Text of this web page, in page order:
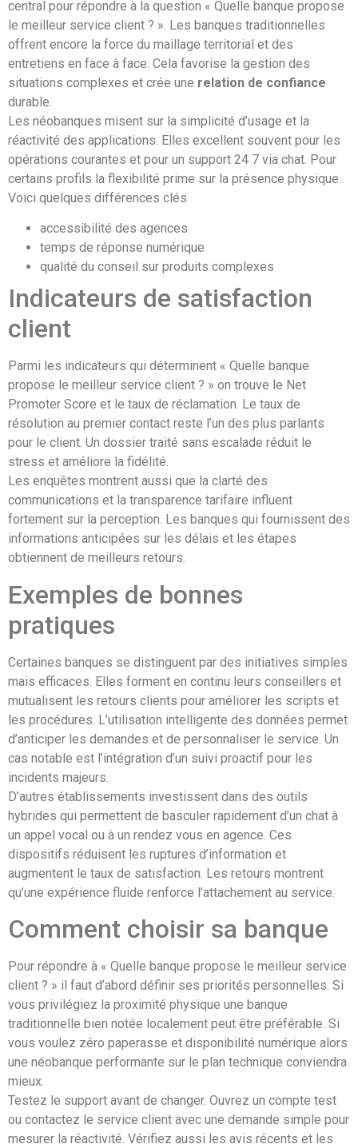
central pour répondre à la question « Quelle banque propose
le meilleur service client ? ». Les banques traditionnelles
offrent encore la force du maillage territorial et des
entretiens en face à face. Cela favorise la gestion des
situations complexes et crée une relation de confiance
durable.
Les néobanques misent sur la simplicité d’usage et la
réactivité des applications. Elles excellent souvent pour les
opérations courantes et pour un support 24 7 via chat. Pour
certains profils la flexibilité prime sur la présence physique.
Voici quelques différences clés
accessibilité des agences
temps de réponse numérique
qualité du conseil sur produits complexes
Indicateurs de satisfaction
client
Parmi les indicateurs qui déterminent « Quelle banque
propose le meilleur service client ? » on trouve le Net
Promoter Score et le taux de réclamation. Le taux de
résolution au premier contact reste l’un des plus parlants
pour le client. Un dossier traité sans escalade réduit le
stress et améliore la fidélité.
Les enquêtes montrent aussi que la clarté des
communications et la transparence tarifaire influent
fortement sur la perception. Les banques qui fournissent des
informations anticipées sur les délais et les étapes
obtiennent de meilleurs retours.
Exemples de bonnes
pratiques
Certaines banques se distinguent par des initiatives simples
mais efficaces. Elles forment en continu leurs conseillers et
mutualisent les retours clients pour améliorer les scripts et
les procédures. L’utilisation intelligente des données permet
d’anticiper les demandes et de personnaliser le service. Un
cas notable est l’intégration d’un suivi proactif pour les
incidents majeurs.
D’autres établissements investissent dans des outils
hybrides qui permettent de basculer rapidement d’un chat à
un appel vocal ou à un rendez vous en agence. Ces
dispositifs réduisent les ruptures d’information et
augmentent le taux de satisfaction. Les retours montrent
qu’une expérience fluide renforce l’attachement au service.
Comment choisir sa banque
Pour répondre à « Quelle banque propose le meilleur service
client ? » il faut d’abord définir ses priorités personnelles. Si
vous privilégiez la proximité physique une banque
traditionnelle bien notée localement peut être préférable. Si
vous voulez zéro paperasse et disponibilité numérique alors
une néobanque performante sur le plan technique conviendra
mieux.
Testez le support avant de changer. Ouvrez un compte test
ou contactez le service client avec une demande simple pour
mesurer la réactivité. Vérifiez aussi les avis récents et les